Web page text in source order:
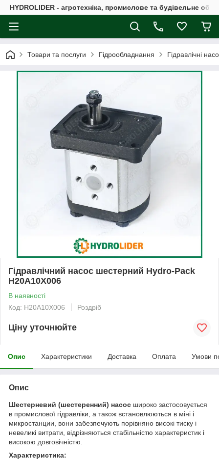
HYDROLIDER - агротехніка, промислове та будівельне
Товари та послуги Гідрообладнання Гідравлічні
Гідравлічний насос шестерний Hydro-Pack
H20A10X006
В наявності
Код: H20A10X006
Роздріб
Ціну уточнюйте
Опис Характеристики Доставка Оплата Умови
Опис
Шестерневий (шестеренний) насос широко застосовується
в промислової гідравліки, а також встановлюються в міні і
микростанции, вони забезпечують порівняно високі тиску і
невеликі витрати, відрізняються стабільністю характеристик і
високою довговічністю.
Характеристика: